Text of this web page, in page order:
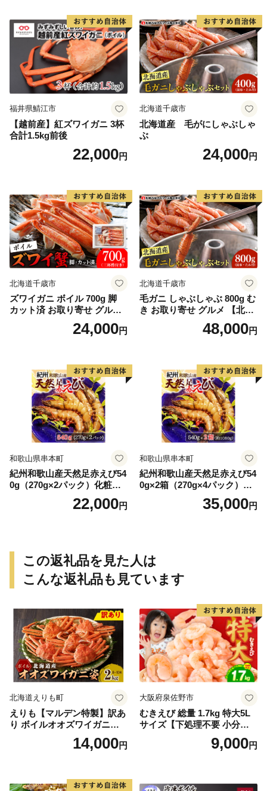
せグルメ 愛知県 小牧市 送料
無料
福井県鯖江市
【越前産】紅ズワイガニ 3杯
合計1.5kg前後
22,000円
北海道千歳市
北海道産 毛がにしゃぶしゃ
ぶ
24,000円
北海道千歳市
ズワイガニ ボイル 700g 脚
カット済 お取り寄せ グルメ
【北海道】【札幌バルナバフ
24,000円
北海道千歳市
毛ガニ しゃぶしゃぶ 800g む
き お取り寄せ グルメ 【北海
道】【札幌バルナバフーズ】
48,000円
和歌山県串本町
紀州和歌山産天然足赤えび54
0g（270g×2パック）化粧箱
入 ※2026年12月上旬〜2027
年2月上旬頃順次発送予定
22,000円
和歌山県串本町
紀州和歌山産天然足赤えび54
0g×2箱（270g×4パック）化
粧箱入 ※2026年12月上旬〜2
027年2月上旬頃順次発送予定
ず【uot773A】
35,000円
この返礼品を見た人は
こんな返礼品も見ています
北海道えりも町
えりも【マルデン特製】訳あ
り ボイルオオズワイガニ姿2
kg《1kg(４尾～５尾)×2》【e
r002-051-a】 / ふるさと納税
イル済み 冷凍 カニ 蟹 かに
14,000円
大阪府泉佐野市
むきえび 総量 1.7kg 特大5L
サイズ【下処理不要 小分け 8
50g×2P 訳あり サイズ不揃い
バナメイエビ バラ凍結】
9,000円